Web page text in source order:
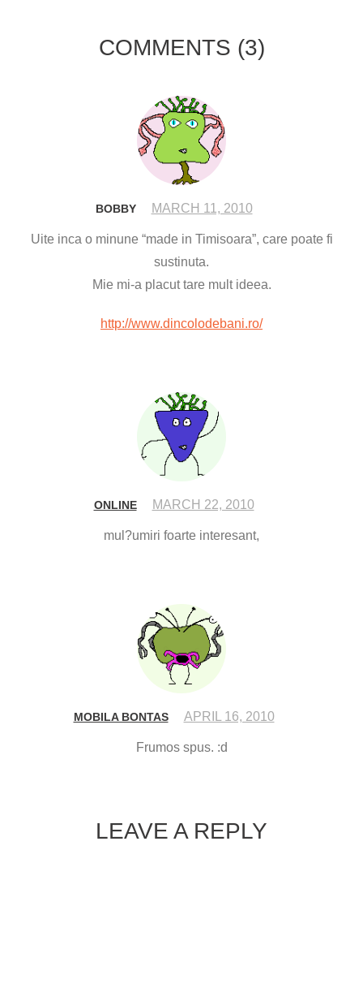
COMMENTS (3)
BOBBY MARCH 11, 2010
Uite inca o minune “made in Timisoara”, care poate fi
sustinuta.
Mie mi-a placut tare mult ideea.
http://www.dincolodebani.ro/
ONLINE MARCH 22, 2010
mul?umiri foarte interesant,
MOBILA BONTAS APRIL 16, 2010
Frumos spus. :d
LEAVE A REPLY